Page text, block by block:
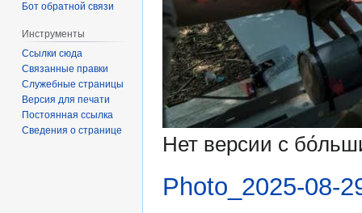
Нет версии с
Photo_2025-08-
Бот обратной связи
Инструменты
Ссылки сюда
Связанные правки
Служебные страницы
Версия для печати
Постоянная ссылка
Сведения о странице